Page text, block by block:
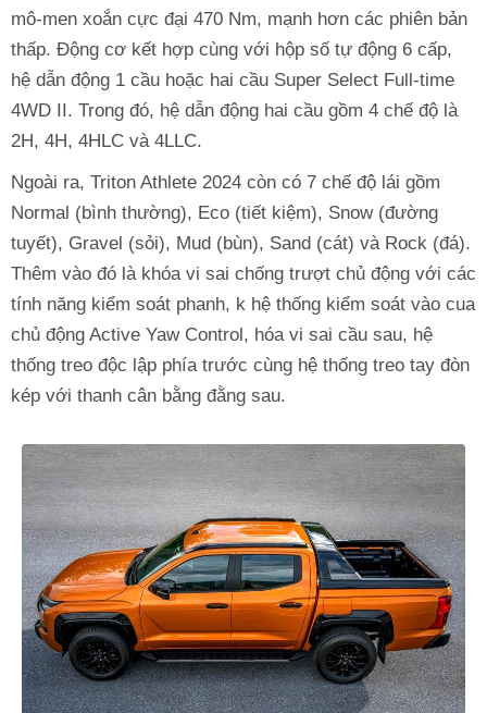
mô-men xoắn cực đại 470 Nm, mạnh hơn các phiên bản
thấp. Động cơ kết hợp cùng với hộp số tự động 6 cấp,
hệ dẫn động 1 cầu hoặc hai cầu Super Select Full-time
4WD II. Trong đó, hệ dẫn động hai cầu gồm 4 chế độ là
2H, 4H, 4HLC và 4LLC.
Ngoài ra, Triton Athlete 2024 còn có 7 chế độ lái gồm
Normal (bình thường), Eco (tiết kiệm), Snow (đường
tuyết), Gravel (sỏi), Mud (bùn), Sand (cát) và Rock (đá).
Thêm vào đó là khóa vi sai chống trượt chủ động với các
tính năng kiểm soát phanh, k hệ thống kiểm soát vào cua
chủ động Active Yaw Control, hóa vi sai cầu sau, hệ
thống treo độc lập phía trước cùng hệ thống treo tay đòn
kép với thanh cân bằng đằng sau.